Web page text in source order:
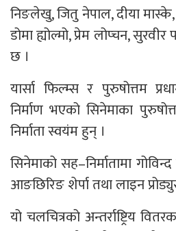
निङलेखु, जितु नेपाल, दीया मास्के,
डोमा ह्योल्मो, प्रेम लोप्चन,
छ ।
यार्सा फिल्म्स र पुरुषोत्तम
निर्माण भएको सिनेमाका
निर्माता स्वयंम हुन् ।
सिनेमाको सह–निर्मातामा गोविन्द
आङछिरिङ शेर्पा तथा लाइन
यो चलचित्रको अन्तर्राष्ट्रिय